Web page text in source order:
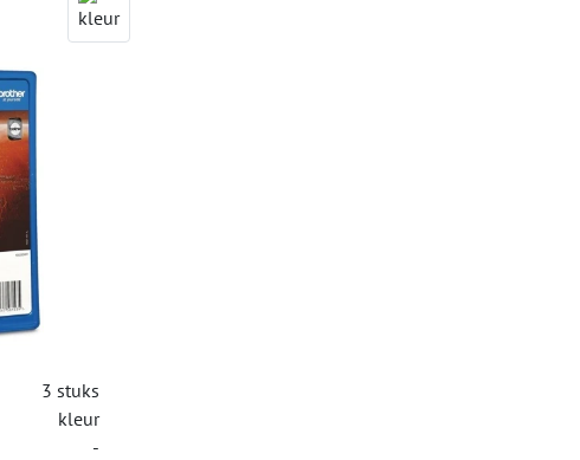
3 stuks
kleur
-